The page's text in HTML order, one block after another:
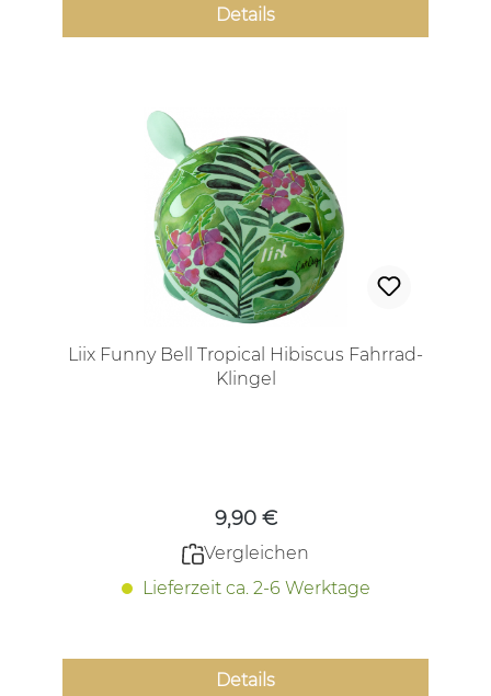
Details
Liix Funny Bell Tropical Hibiscus Fahrrad-
Klingel
9,90 €
Vergleichen
Lieferzeit ca. 2-6 Werktage
Details